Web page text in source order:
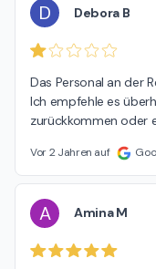
D Debora B
Das Personal an der
Ich empfehle es
zurückkommen oder
Vor 2 Jahren auf
A Amina M